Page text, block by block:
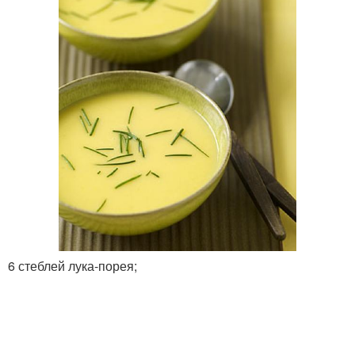
6 стеблей лука-порея;